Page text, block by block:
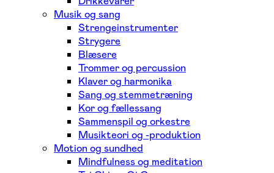
Musik og sang
Strengeinstrumenter
Strygere
Blæsere
Trommer og percussion
Klaver og harmonika
Sang og stemmetræning
Kor og fællessang
Sammenspil og orkestre
Musikteori og -produktion
Motion og sundhed
Mindfulness og meditation